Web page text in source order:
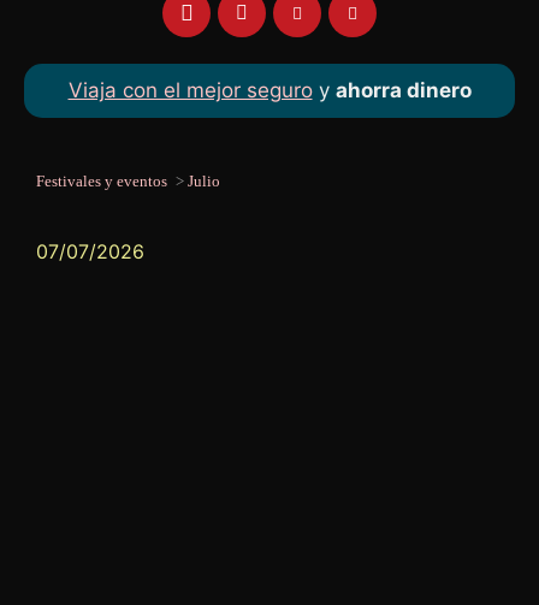
Viaja con el mejor seguroy ahorra dinero
Festivales y eventos > Julio
07/07/2026